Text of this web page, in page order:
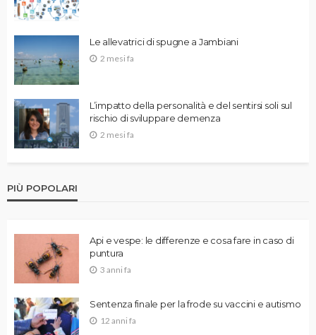
Le allevatrici di spugne a Jambiani
2 mesi fa
L’impatto della personalità e del sentirsi soli sul
rischio di sviluppare demenza
2 mesi fa
PIÙ POPOLARI
Api e vespe: le differenze e cosa fare in caso di
puntura
3 anni fa
Sentenza finale per la frode su vaccini e autismo
12 anni fa